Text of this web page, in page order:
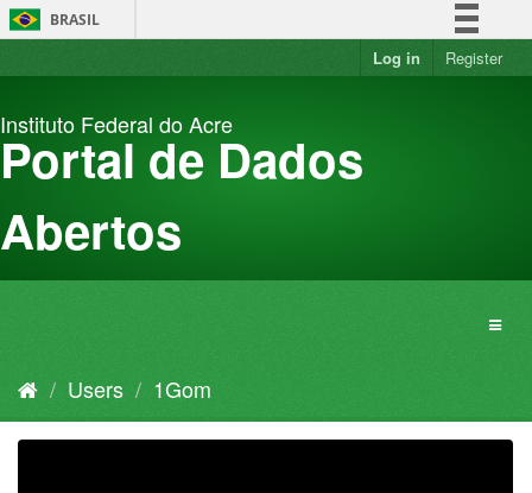
Skip
to
BRASIL
Simplifique!
Acesso à informação
Log in Register
Instituto Federal do Acre
Portal de Dados
Abertos
Users 1Gom